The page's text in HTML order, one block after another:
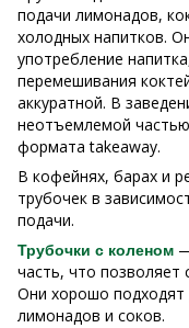
подачи лимонадов,
холодных напитков.
употребление
перемешивания
аккуратной. В
неотъемлемой
формата takeaway.
В кофейнях, барах и
трубочек в
подачи.
Трубочки с коленом
часть, что позволяет
Они хорошо подходят
лимонадов и соков.